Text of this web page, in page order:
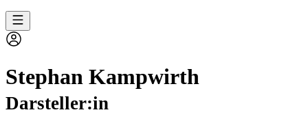
Stephan Kampwirth
Darsteller:in